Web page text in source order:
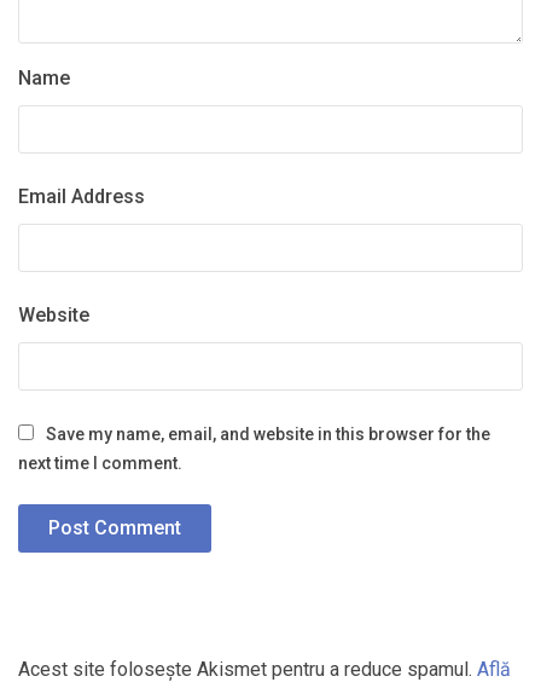
Name
Email Address
Website
Save my name, email, and website in this browser for the
next time I comment.
Acest site folosește Akismet pentru a reduce spamul. Află